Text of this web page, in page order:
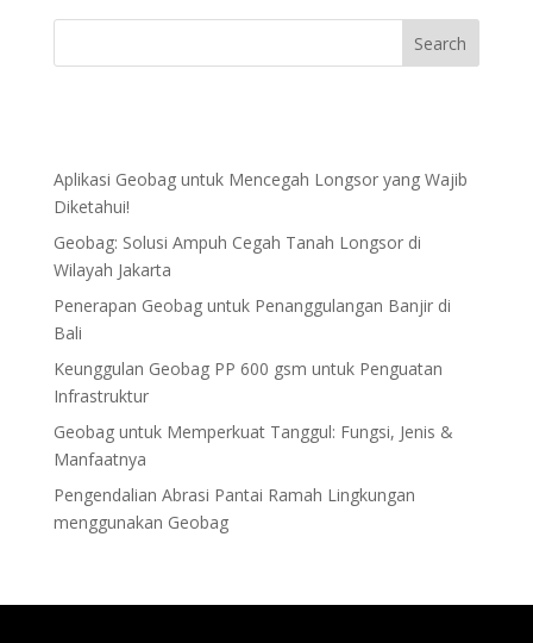
Aplikasi Geobag untuk Mencegah Longsor yang Wajib
Diketahui!
Geobag: Solusi Ampuh Cegah Tanah Longsor di
Wilayah Jakarta
Penerapan Geobag untuk Penanggulangan Banjir di
Bali
Keunggulan Geobag PP 600 gsm untuk Penguatan
Infrastruktur
Geobag untuk Memperkuat Tanggul: Fungsi, Jenis &
Manfaatnya
Pengendalian Abrasi Pantai Ramah Lingkungan
menggunakan Geobag